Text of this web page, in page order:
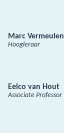
Marc Vermeulen
Hoogleraar
Eelco van Hout
Associate Professor